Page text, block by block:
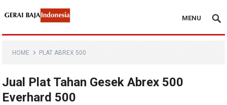
MENU
HOME PLAT ABREX 500
Jual Plat Tahan Gesek Abrex 500
Everhard 500